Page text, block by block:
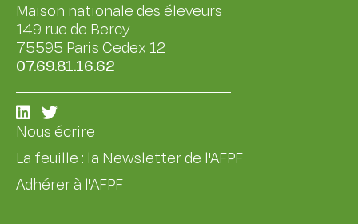
Maison nationale des éleveurs
149 rue de Bercy
75595 Paris Cedex 12
07.69.81.16.62
Nous écrire
La feuille : la Newsletter de l'AFPF
Adhérer à l'AFPF